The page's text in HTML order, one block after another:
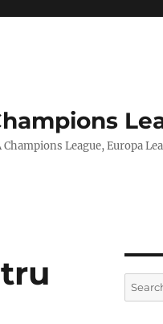
League, Europa
Search
for: